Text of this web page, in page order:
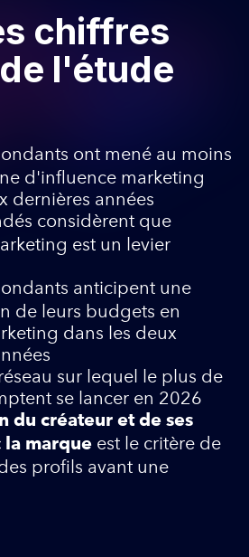
chiffres
l'étude
ont mené au moins
d'influence marketing
dernières années
considèrent que
est un levier
anticipent une
de leurs budgets en
dans les deux
sur lequel le plus de
se lancer en 2026
du créateur et de ses
la marque est le critère de
profils avant une